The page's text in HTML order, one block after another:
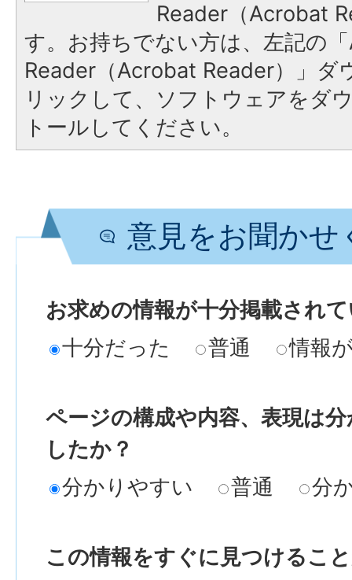
Reader（Acrobat
す。お持ちでない方は、左記の
Reader（Acrobat Reader）」ダ
リックして、ソフトウェアをダ
トールしてください。
意見をお聞かせ
お求めの情報が十分掲載され
十分だった
普通 情報
ページの構成や内容、表現は
したか？
分かりやすい
普通 分
この情報をすぐに見つけるこ